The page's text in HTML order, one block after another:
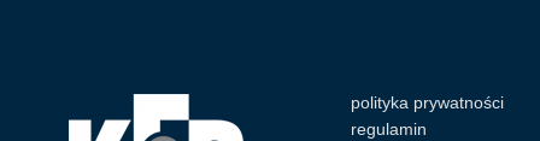
polityka prywatności
regulamin